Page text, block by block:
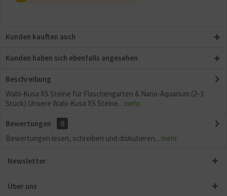
Kunden kauften auch
Kunden haben sich ebenfalls angesehen
Beschreibung
Wabi-Kusa XS Steine für Flaschengarten & Nano-Aquarium (2–3
Stück) Unsere Wabi-Kusa XS Steine... mehr
Bewertungen
0
Bewertungen lesen, schreiben und diskutieren... mehr
Newsletter
Über uns